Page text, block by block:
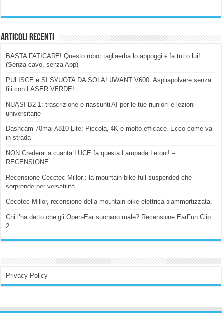
Articoli Recenti
BASTA FATICARE! Questo robot tagliaerba lo appoggi e fa tutto lui!
(Senza cavo, senza App)
PULISCE e SI SVUOTA DA SOLA! UWANT V600: Aspirapolvere senza
fili con LASER VERDE!
NUASI B2-1: trascrizione e riassunti AI per le tue riunioni e lezioni
universitarie
Dashcam 70mai A810 Lite: Piccola, 4K e molto efficace. Ecco come va
in strada
NON Crederai a quanta LUCE fa questa Lampada Letour! –
RECENSIONE
Recensione Cecotec Millor : la mountain bike full suspended che
sorprende per versatilità.
Cecotec Millor, recensione della mountain bike elettrica biammortizzata.
Chi l’ha detto che gli Open-Ear suonano male? Recensione EarFun Clip
2
Privacy Policy